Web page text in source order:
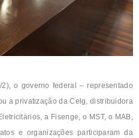
o governo federal – representado
a privatização da Celg, distribuidora
a Fisenge, o MST, o MAB,
e organizações participaram da